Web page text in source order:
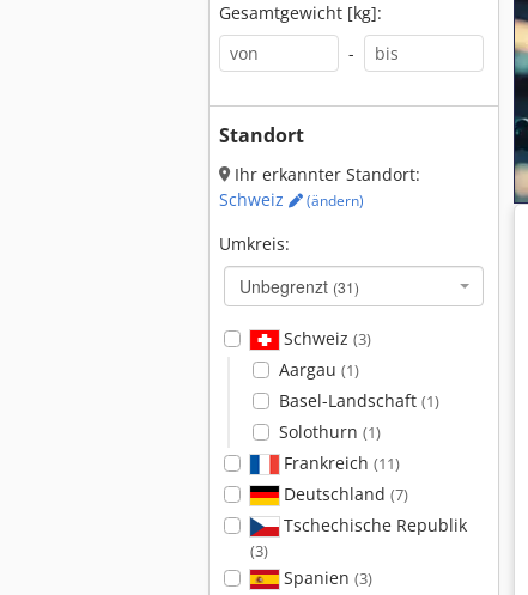
Gesamtgewicht [kg]:
-
Standort
Ihr erkannter Standort:
Schweiz
(ändern)
Umkreis:
Unbegrenzt (31)
Schweiz (3)
Aargau (1)
Basel-Landschaft (1)
Solothurn (1)
Frankreich (11)
Deutschland (7)
Tschechische Republik
(3)
Spanien (3)